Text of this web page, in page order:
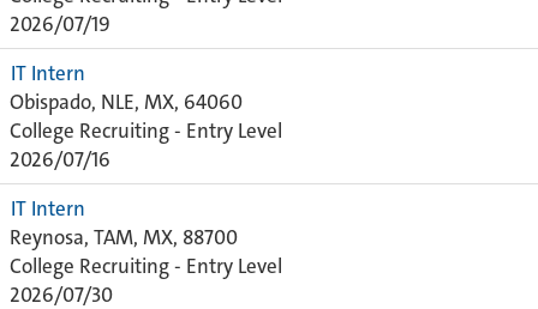
2026/07/19
IT Intern
Obispado, NLE, MX, 64060
College Recruiting - Entry Level
2026/07/16
IT Intern
Reynosa, TAM, MX, 88700
College Recruiting - Entry Level
2026/07/30